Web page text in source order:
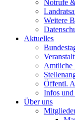
Notrufe
Weitere
Aktuelles
Amtliche
Öffentl.
Infos und
Über uns